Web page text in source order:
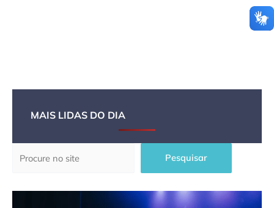
MAIS LIDAS DO DIA
Pesquisar